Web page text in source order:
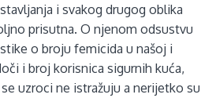
i svakog drugog oblika
prisutna. O njenom odsustvu
o broju femicida u našoj i
i broj korisnica sigurnih kuća,
uzroci ne istražuju a nerijetko su